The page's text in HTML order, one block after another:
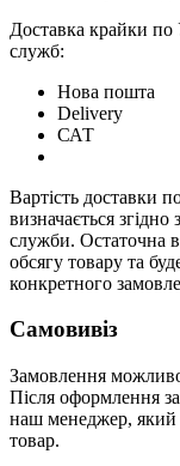
Доставка крайки по
служб:
Нова пошта
Delivery
САТ
Вартість доставки
визначається
служби. Остаточна
обсягу товару та
конкретного
Самовивіз
Замовлення
Після оформлення
наш менеджер, який
товар.